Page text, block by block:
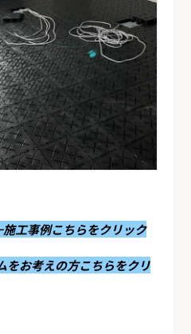
工事例こちらをクリック
をお考えの方こちらをクリ